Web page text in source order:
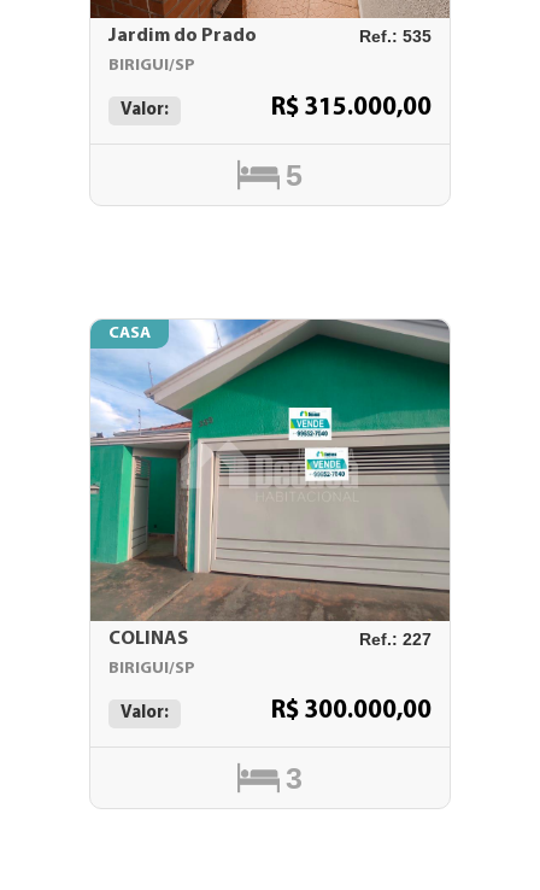
Jardim do Prado Ref.: 535
BIRIGUI/SP
Valor: R$ 315.000,00
5
CASA
COLINAS Ref.: 227
BIRIGUI/SP
Valor: R$ 300.000,00
3